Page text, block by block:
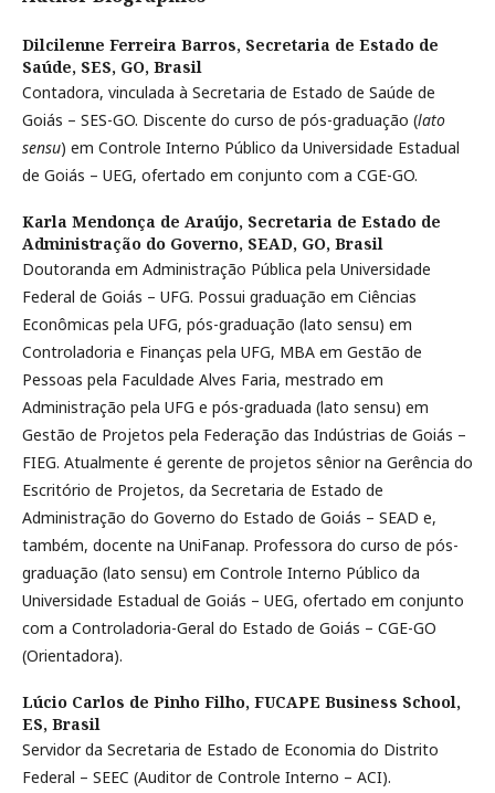
Dilcilenne Ferreira Barros, Secretaria de Estado de
Saúde, SES, GO, Brasil
Contadora, vinculada à Secretaria de Estado de Saúde de
Goiás – SES-GO. Discente do curso de pós-graduação (lato
sensu) em Controle Interno Público da Universidade Estadual
de Goiás – UEG, ofertado em conjunto com a CGE-GO.
Karla Mendonça de Araújo, Secretaria de Estado de
Administração do Governo, SEAD, GO, Brasil
Doutoranda em Administração Pública pela Universidade
Federal de Goiás – UFG. Possui graduação em Ciências
Econômicas pela UFG, pós-graduação (lato sensu) em
Controladoria e Finanças pela UFG, MBA em Gestão de
Pessoas pela Faculdade Alves Faria, mestrado em
Administração pela UFG e pós-graduada (lato sensu) em
Gestão de Projetos pela Federação das Indústrias de Goiás –
FIEG. Atualmente é gerente de projetos sênior na Gerência do
Escritório de Projetos, da Secretaria de Estado de
Administração do Governo do Estado de Goiás – SEAD e,
também, docente na UniFanap. Professora do curso de pós-
graduação (lato sensu) em Controle Interno Público da
Universidade Estadual de Goiás – UEG, ofertado em conjunto
com a Controladoria-Geral do Estado de Goiás – CGE-GO
(Orientadora).
Lúcio Carlos de Pinho Filho, FUCAPE Business School,
ES, Brasil
Servidor da Secretaria de Estado de Economia do Distrito
Federal – SEEC (Auditor de Controle Interno – ACI).